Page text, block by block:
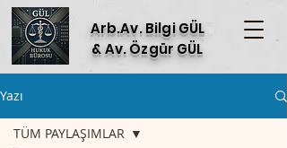
Arb.Av. Bilgi GÜL
& Av. Özgür GÜL
Yazı
TÜM PAYLAŞIMLAR